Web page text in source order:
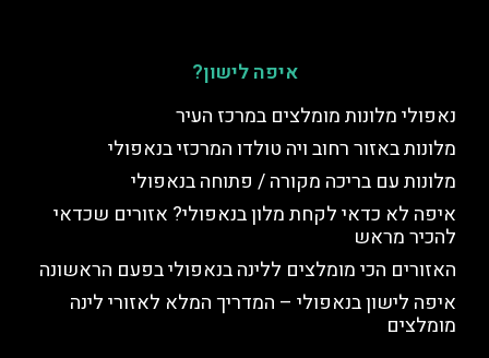
איפה לישון?
נאפולי מלונות מומלצים במרכז העיר
מלונות באזור רחוב ויה טולדו המרכזי בנאפולי
מלונות עם בריכה מקורה / פתוחה בנאפולי
איפה לא כדאי לקחת מלון בנאפולי? אזורים שכדאי
להכיר מראש
האזורים הכי מומלצים ללינה בנאפולי בפעם הראשונה
איפה לישון בנאפולי – המדריך המלא לאזורי לינה
מומלצים